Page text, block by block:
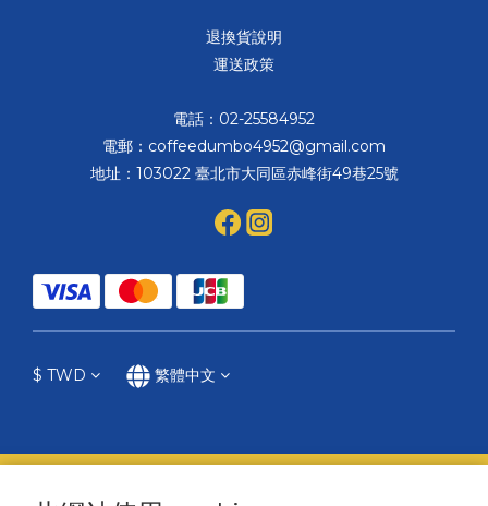
退換貨說明
運送政策
電話：02-25584952
電郵：coffeedumbo4952@gmail.com
地址：103022 臺北市大同區赤峰街49巷25號
$ TWD 繁體中文